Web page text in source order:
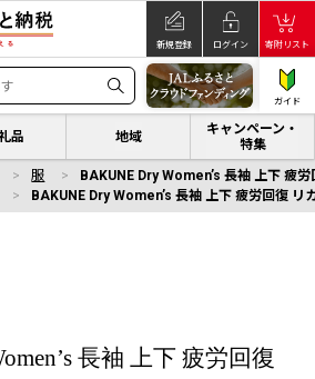
新規登録 ログイン 寄附リスト
ガイド
品 地域
キャンペーン・
特集
服
BAKUNE Dry Women’s 長袖 上下 疲
BAKUNE Dry Women’s 長袖 上下 疲労回復
長袖 上下 疲労回復